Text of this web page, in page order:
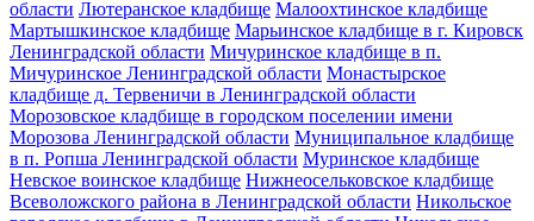
области Лютеранское кладбище Малоохтинское кладбище
Мартышкинское кладбище Марьинское кладбище в г. Кировск
Ленинградской области Мичуринское кладбище в п.
Мичуринское Ленинградской области Монастырское
кладбище д. Тервеничи в Ленинградской области
Морозовское кладбище в городском поселении имени
Морозова Ленинградской области Муниципальное кладбище
в п. Ропша Ленинградской области Муринское кладбище
Невское воинское кладбище Нижнеосельковское кладбище
Всеволожского района в Ленинградской области Никольское